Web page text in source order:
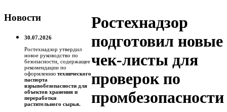
Новости
30.07.2026
Ростехнадзор утвердил
новое руководство по
безопасности, содержащее
рекомендации по
оформлению технического
паспорта
взрывобезопасности для
объектов хранения и
переработки
растительного сырья.
Ростехнадзор
подготовил новые
чек-листы для
проверок по
промбезопасности